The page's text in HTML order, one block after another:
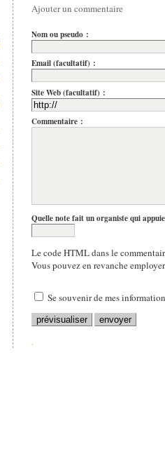
Ajouter un commentaire
Nom ou pseudo :
Email (facultatif) :
Site Web (facultatif) :
Commentaire :
Quelle note fait un organiste qui
Le code HTML dans le
Vous pouvez en revanche
Se souvenir de mes
.